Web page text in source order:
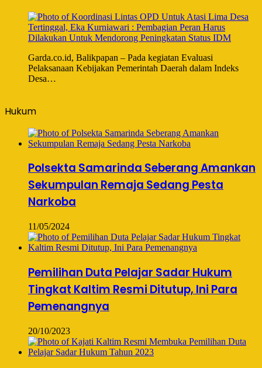
Garda.co.id, Balikpapan – Pada kegiatan Evaluasi
Pelaksanaan Kebijakan Pemerintah Daerah dalam Indeks
Desa…
Hukum
Polsekta Samarinda Seberang Amankan
Sekumpulan Remaja Sedang Pesta
Narkoba
11/05/2024
Pemilihan Duta Pelajar Sadar Hukum
Tingkat Kaltim Resmi Ditutup, Ini Para
Pemenangnya
20/10/2023